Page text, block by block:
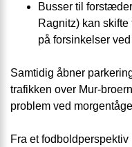
Busser til
Ragnitz) kan skifte
på forsinkelser
Samtidig åbner
trafikken over Mur-
problem ved
Fra et